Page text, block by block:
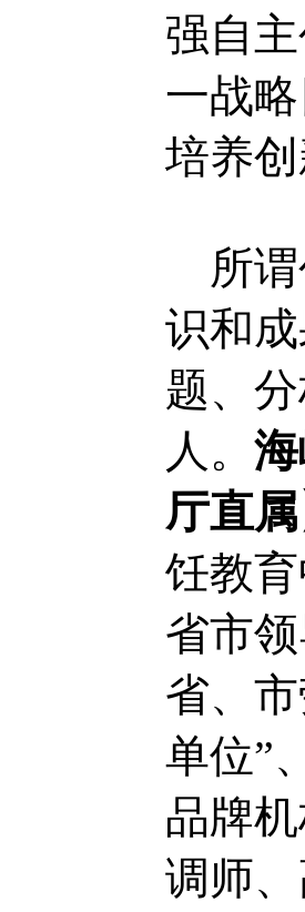
强自
一战
培养
所谓
识和
题、
人。
厅直属
饪教
省市
省、
单位”
品牌
调师